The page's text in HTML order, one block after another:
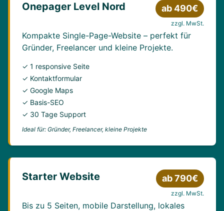
Onepager Level Nord ab 490€
zzgl. MwSt.
Kompakte Single-Page-Website – perfekt für
Gründer, Freelancer und kleine Projekte.
✓ 1 responsive Seite
✓ Kontaktformular
✓ Google Maps
✓ Basis-SEO
✓ 30 Tage Support
Ideal für: Gründer, Freelancer, kleine Projekte
Starter Website ab 790€
zzgl. MwSt.
Bis zu 5 Seiten, mobile Darstellung, lokales